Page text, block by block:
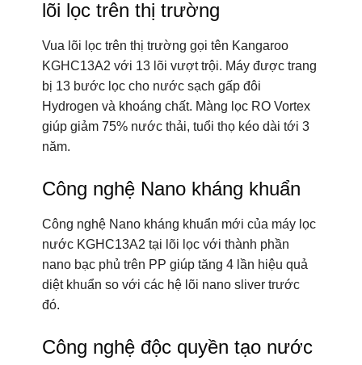
lõi lọc trên thị trường
Vua lõi lọc trên thị trường gọi tên Kangaroo
KGHC13A2 với 13 lõi vượt trội. Máy được trang
bị 13 bước lọc cho nước sạch gấp đôi
Hydrogen và khoáng chất. Màng lọc RO Vortex
giúp giảm 75% nước thải, tuổi thọ kéo dài tới 3
năm.
Công nghệ Nano kháng khuẩn
Công nghệ Nano kháng khuẩn mới của máy lọc
nước KGHC13A2 tại lõi lọc với thành phần
nano bạc phủ trên PP giúp tăng 4 lần hiệu quả
diệt khuẩn so với các hệ lõi nano sliver trước
đó.
Công nghệ độc quyền tạo nước